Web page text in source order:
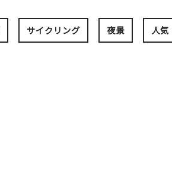
サイクリング 夜景 人気